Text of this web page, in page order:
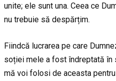
unite; ele sunt una. Ceea ce
nu trebuie să despărțim.
Fiindcă lucrarea pe care
soției mele a fost îndreptată
mă voi folosi de aceasta